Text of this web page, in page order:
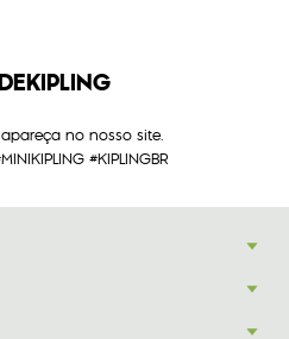
no nosso site.
#KIPLINGBR